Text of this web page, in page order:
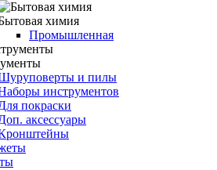
химия
Промышленная
и пилы
инструментов
покраски
аксессуары